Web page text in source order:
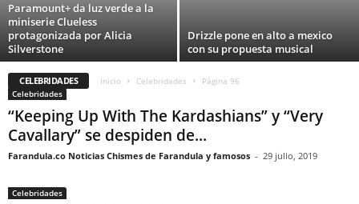
Paramount+ da luz verde a la
miniserie Clueless
protagonizada por Alicia
Silverstone
Drizzle pone en alto a mexico
con su propuesta musical
CELEBRIDADES Inicio Celebridades
Página 96
Celebridades
“Keeping Up With The Kardashians” y “Very
Cavallary” se despiden de...
Farandula.co Noticias Chismes de Farandula y famosos - 29 julio, 2019
Celebridades